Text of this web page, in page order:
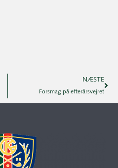
NÆSTE
Forsmag på efterårsvejret